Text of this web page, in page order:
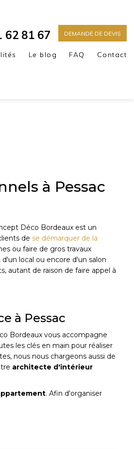
62 81 67 DEMANDE DE DEVIS
Le blog FAQ Contact
à Pessac
Déco Bordeaux est un
de se démarquer de la
ou faire de gros travaux
, d'un local ou encore d'un salon
autant de raison de faire appel à
à Pessac
Bordeaux vous accompagne
les clés en main pour réaliser
nous nous chargeons aussi de
architecte d'intérieur
. Afin d'organiser